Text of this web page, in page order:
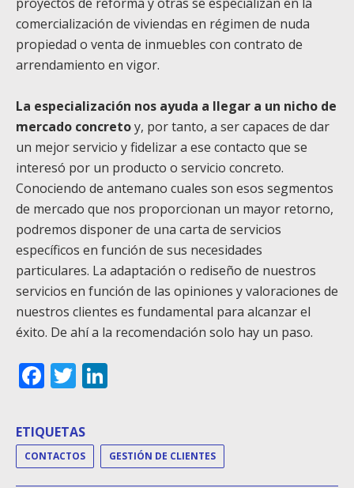
comercialización de viviendas en régimen de nuda
propiedad o venta de inmuebles con contrato de
arrendamiento en vigor.
La especialización nos ayuda a llegar a un nicho de
mercado concretoy, por tanto, a ser capaces de dar
un mejor servicio y fidelizar a ese contacto que se
interesó por un producto o servicio concreto.
Conociendo de antemano cuales son esos segmentos
de mercado que nos proporcionan un mayor retorno,
podremos disponer de una carta de servicios
específicos en función de sus necesidades
particulares. La adaptación o rediseño de nuestros
servicios en función de las opiniones y valoraciones de
nuestros clientes es fundamental para alcanzar el
éxito. De ahí a la recomendación solo hay un paso.
Facebook
Twitter
ETIQUETAS
CONTACTOS GESTIÓN DE CLIENTES